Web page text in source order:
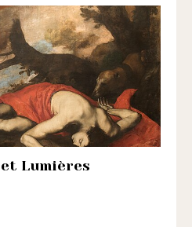
Lumières